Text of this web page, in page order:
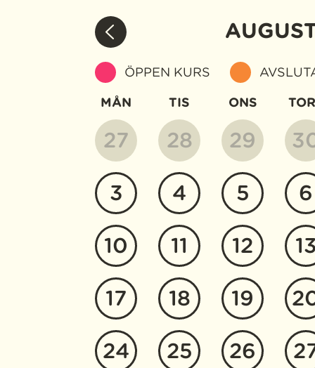
ÖPPEN KURS
MÅN TIS ONS
27 28 29
3 4 5 6
10 11 12
17 18 19
24 25 26